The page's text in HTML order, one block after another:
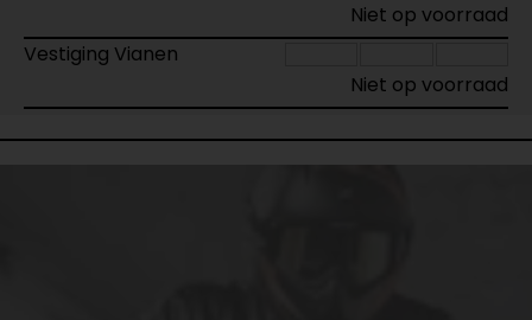
Niet op voorraad
Vestiging Vianen
Niet op voorraad